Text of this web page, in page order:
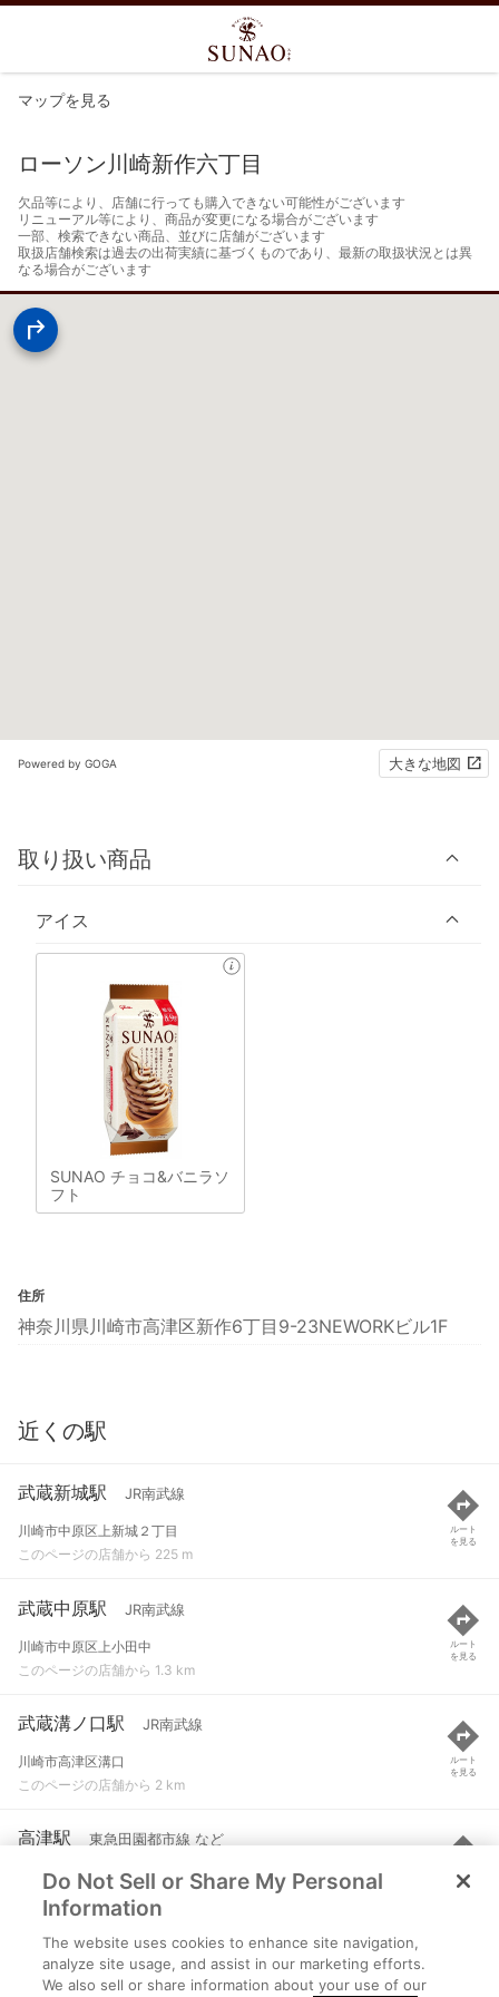
マップを見る
ローソン川崎新作六丁目
欠品等により、店舗に行っても購入できない可能性がございます
リニューアル等により、商品が変更になる場合がございます
一部、検索できない商品、並びに店舗がございます
取扱店舗検索は過去の出荷実績に基づくものであり、最新の取扱状況とは異
なる場合がございます
Powered by GOGA 大きな地図
取り扱い商品
アイス
SUNAO チョコ&バニラソ
フト
住所
神奈川県川崎市高津区新作6丁目9-23NEWORKビル1F
近くの駅
武蔵新城駅 JR南武線
川崎市中原区上新城２丁目
このページの店舗から 225 m
ルート
を見る
武蔵中原駅 JR南武線
川崎市中原区上小田中
このページの店舗から 1.3 km
ルート
を見る
武蔵溝ノ口駅 JR南武線
川崎市高津区溝口
このページの店舗から 2 km
ルート
を見る
高津駅 東急田園都市線 など
川崎市高津区二子４-１-１
このページの店舗から 2.1 km
ルート
を見る
梶が谷駅 東急田園都市線
川崎市高津区末長字姿見台８５
Do Not Sell or Share My Personal
Information
The website uses cookies to enhance site navigation,
analyze site usage, and assist in our marketing efforts.
We also sell or share information about your use of our